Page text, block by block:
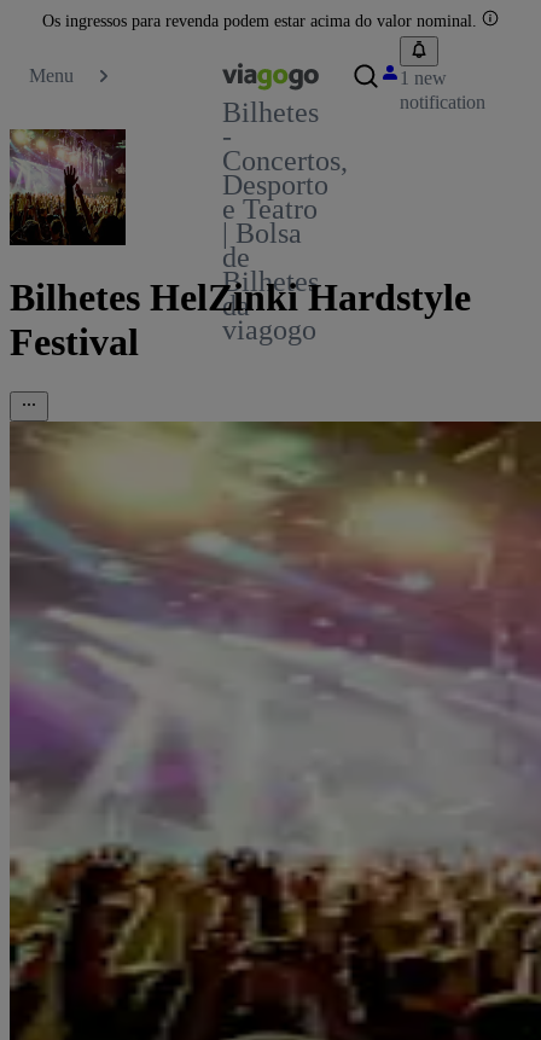
Os ingressos para revenda podem estar acima do valor nominal.
Menu
Bilhetes
-
Concertos,
Desporto
e Teatro
| Bolsa
de
Bilhetes
da
viagogo
1 new
notification
Bilhetes HelZinki Hardstyle
Festival